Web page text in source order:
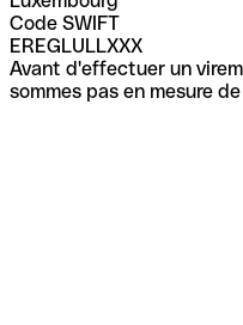
Code SWIFT
EREGLULLXXX
Avant d'effectuer un
sommes pas en mesure